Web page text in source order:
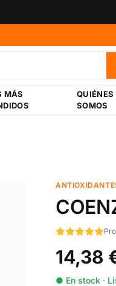
MÁS
QUIÉNES
SOMOS
14,38
● En stock ·